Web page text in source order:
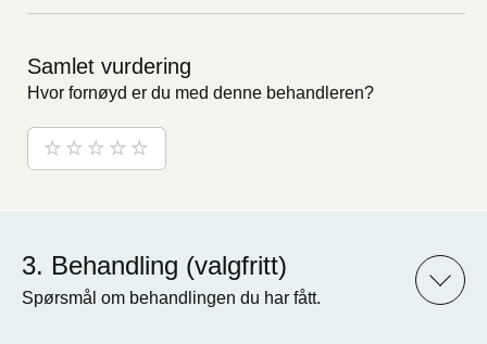
Samlet vurdering
Hvor fornøyd er du med denne behandleren?
Behandling (valgfritt)
Spørsmål om behandlingen du har fått.